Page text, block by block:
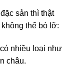
sản thì thật
thể bỏ lỡ:
nhiều loại như
châu.